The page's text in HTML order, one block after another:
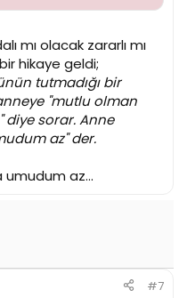
mı olacak zararlı mı
hikaye geldi;
tutmadığı bir
"mutlu olman
sorar. Anne
az" der.
umudum az...
#7